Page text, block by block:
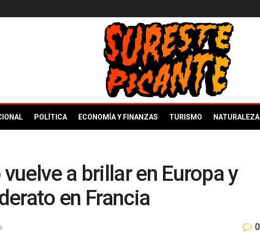
POLÍTICA ECONOMÍA Y FINANZAS TURISMO NATURALEZA
a brillar en Europa y
en Francia
0